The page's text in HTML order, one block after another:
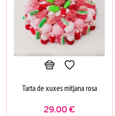
Tarta de xuxes mitjana rosa
29.00€